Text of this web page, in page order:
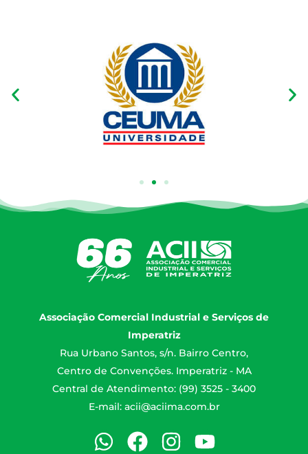
Associação Comercial Industrial e Serviços de
Imperatriz
Rua Urbano Santos, s/n. Bairro Centro,
Centro de Convenções. Imperatriz - MA
Central de Atendimento: (99) 3525 - 3400
E-mail: acii@aciima.com.br